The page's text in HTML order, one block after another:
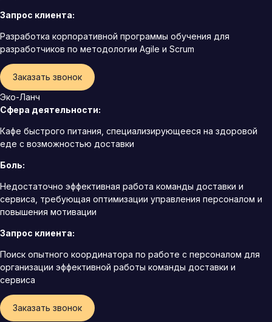
Запрос клиента:
Разработка корпоративной программы обучения для
разработчиков по методологии Agile и Scrum
Заказать звонок
Эко-Ланч
Сфера деятельности:
Кафе быстрого питания, специализирующееся на здоровой
еде с возможностью доставки
Боль:
Недостаточно эффективная работа команды доставки и
сервиса, требующая оптимизации управления персоналом и
повышения мотивации
Запрос клиента:
Поиск опытного координатора по работе с персоналом для
организации эффективной работы команды доставки и
сервиса
Заказать звонок